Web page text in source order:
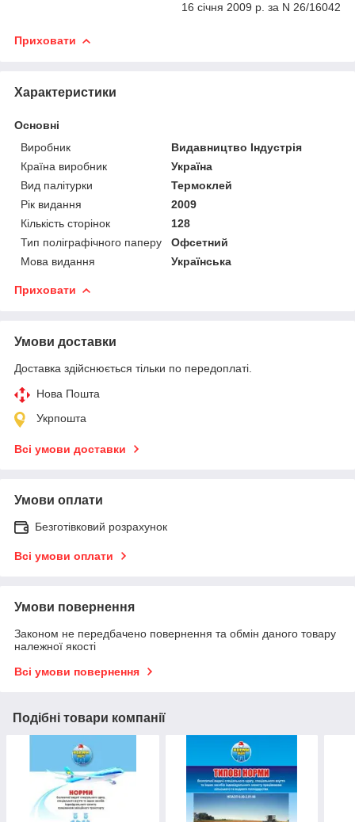
16 січня 2009 р. за N 26/16042
Приховати
Характеристики
Основні
Виробник
Видавництво Індустрія
Країна виробник
Україна
Вид палітурки
Термоклей
Рік видання
2009
Кількість сторінок
128
Тип поліграфічного паперу
Офсетний
Мова видання
Українська
Приховати
Умови доставки
Доставка здійснюється тільки по передоплаті.
Нова Пошта
Укрпошта
Всі умови доставки
Умови оплати
Безготівковий розрахунок
Всі умови оплати
Умови повернення
Законом не передбачено повернення та обмін даного товару
належної якості
Всі умови повернення
Подібні товари компанії